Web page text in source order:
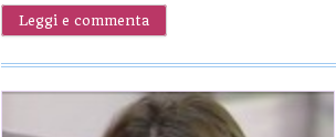
Leggi e commenta